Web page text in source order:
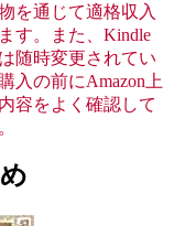
を通じて適格収入
す。また、Kindle
随時変更されてい
入の前にAmazon上
容をよく確認して